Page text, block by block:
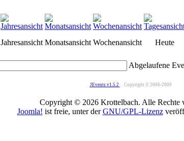
Jahresansicht Monatsansicht Wochenansicht Heute
Abgelaufene
JEvents v1.5.2 Copyright © 2006-2009
Copyright © 2026 Krottelbach. Alle Rechte
Joomla! ist freie, unter derGNU/GPL-Lizenz